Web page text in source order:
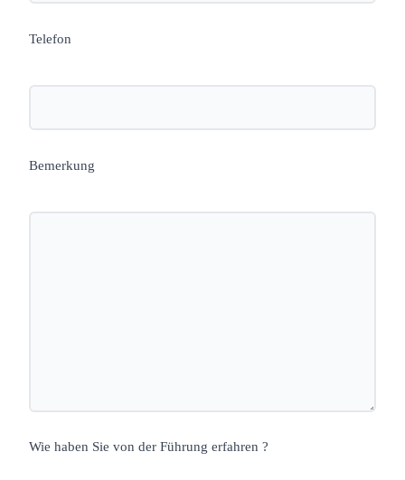
Telefon
Bemerkung
Wie haben Sie von der Führung erfahren ?